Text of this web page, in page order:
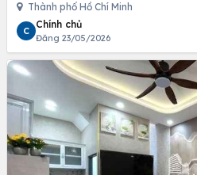
Thành phố Hồ Chí Minh
C
Chính chủ
Đăng 23/05/2026